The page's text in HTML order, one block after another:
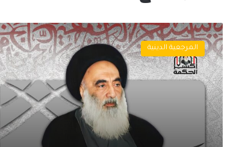
ن
ق
ا
ط
ت
ر
ب
و
ي
ة
المرجعية الدينية